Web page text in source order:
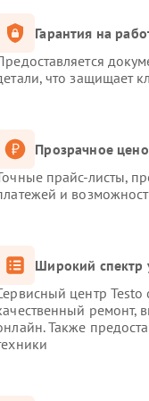
Гарантия на
что защищает
Прозрачное
прайс-листы,
и
Широкий спектр
центр Testo
ремонт,
Также